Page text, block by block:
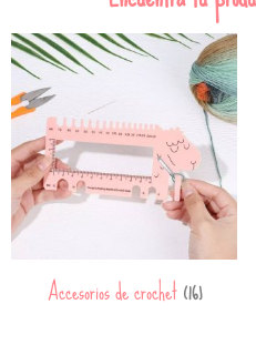
Accesorios de crochet(16)